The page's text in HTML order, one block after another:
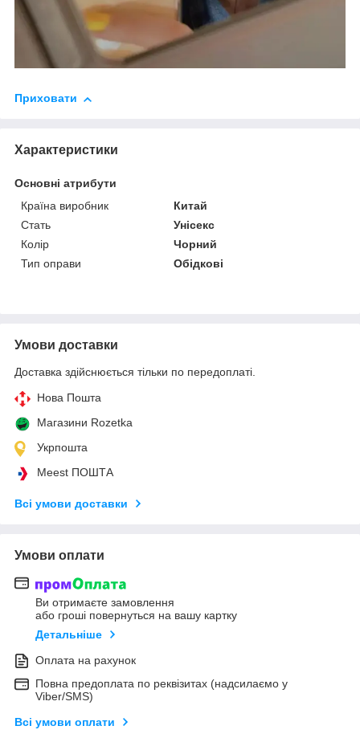
Приховати
Характеристики
Основні атрибути
Країна виробник
Китай
Стать
Унісекс
Колір
Чорний
Тип оправи
Обідкові
Умови доставки
Доставка здійснюється тільки по передоплаті.
Нова Пошта
Магазини Rozetka
Укрпошта
Meest ПОШТА
Всі умови доставки
Умови оплати
Ви отримаєте замовлення
або гроші повернуться на вашу картку
Детальніше
Оплата на рахунок
Повна предоплата по реквізитах (надсилаємо у
Viber/SMS)
Всі умови оплати